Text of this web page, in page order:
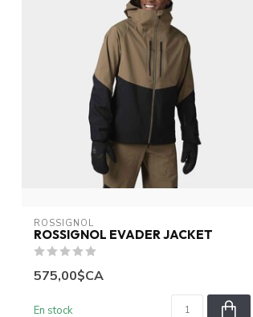
ROSSIGNOL
ROSSIGNOL EVADER JACKET
575,00$CA
En stock